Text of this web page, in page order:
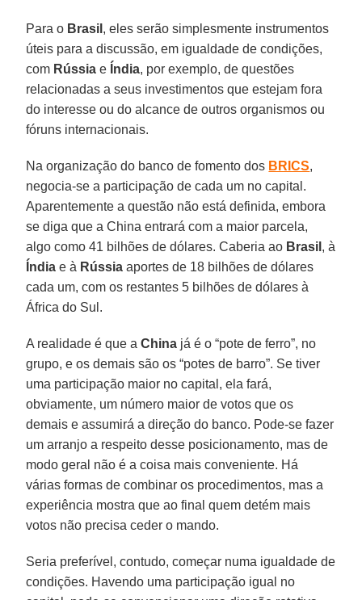
Para o Brasil , eles serão simplesmente instrumentos
úteis para a discussão, em igualdade de condições,
com Rússia e Índia, por exemplo, de questões
relacionadas a seus investimentos que estejam fora
do interesse ou do alcance de outros organismos ou
fóruns internacionais.
Na organização do banco de fomento dos BRICS,
negocia-se a participação de cada um no capital.
Aparentemente a questão não está definida, embora
se diga que a China entrará com a maior parcela,
algo como 41 bilhões de dólares. Caberia ao Brasil , à
Índia e à Rússia aportes de 18 bilhões de dólares
cada um, com os restantes 5 bilhões de dólares à
África do Sul.
A realidade é que aChina já é o “pote de ferro”, no
grupo, e os demais são os “potes de barro”. Se tiver
uma participação maior no capital, ela fará,
obviamente, um número maior de votos que os
demais e assumirá a direção do banco. Pode-se fazer
um arranjo a respeito desse posicionamento, mas de
modo geral não é a coisa mais conveniente. Há
várias formas de combinar os procedimentos, mas a
experiência mostra que ao final quem detém mais
votos não precisa ceder o mando.
Seria preferível, contudo, começar numa igualdade de
condições. Havendo uma participação igual no